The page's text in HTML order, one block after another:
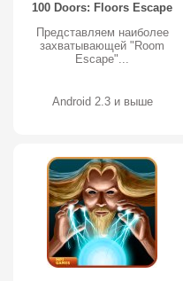
100 Doors: Floors Escape
Представляем наиболее
захватывающей "Room
Escape"...
Android 2.3 и выше